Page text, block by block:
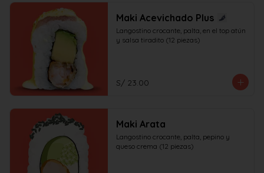
Maki Acevichado Plus
Langostino crocante, palta, en el top atún
y salsa tiradito (12 piezas)
S/ 23.00
Maki Arata
Langostino crocante, palta, pepino y
queso crema (12 piezas)